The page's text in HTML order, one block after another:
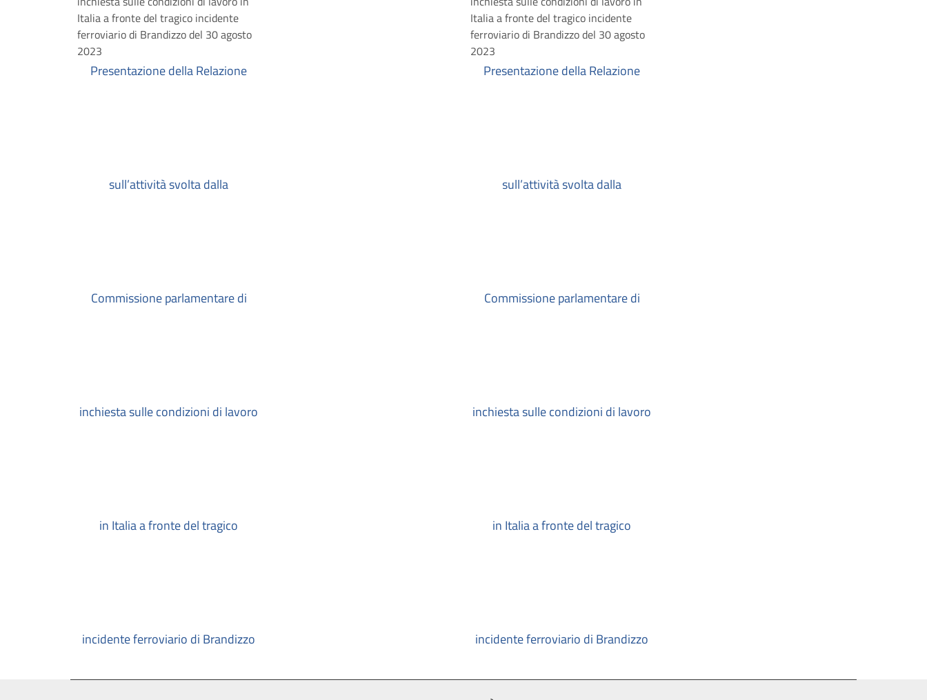
Italia a fronte del tragico incidente
ferroviario di Brandizzo del 30 agosto
2023
Italia a fronte del tragico incidente
ferroviario di Brandizzo del 30 agosto
2023